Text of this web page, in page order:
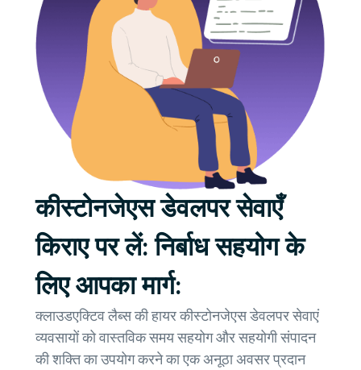
कीस्टोनजेएस डेवलपर सेवाएँ
किराए पर लें: निर्बाध सहयोग के
लिए आपका मार्ग:
क्लाउडएक्टिव लैब्स की हायर कीस्टोनजेएस डेवलपर सेवाएं
व्यवसायों को वास्तविक समय सहयोग और सहयोगी संपादन
की शक्ति का उपयोग करने का एक अनूठा अवसर प्रदान